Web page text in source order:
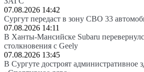
07.08.2026 14:42
Сургут передаст в зону СВО 33
07.08.2026 14:11
В Ханты-Мансийске Subaru
столкновения с Geely
07.08.2026 13:45
В Сургуте достроят административное